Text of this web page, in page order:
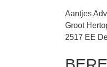
Aantjes
Groot
2517 EE